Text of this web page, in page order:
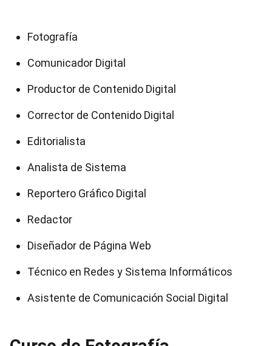
Fotografía
Comunicador Digital
Productor de Contenido Digital
Corrector de Contenido Digital
Editorialista
Analista de Sistema
Reportero Gráfico Digital
Redactor
Diseñador de Página Web
Técnico en Redes y Sistema Informáticos
Asistente de Comunicación Social Digital